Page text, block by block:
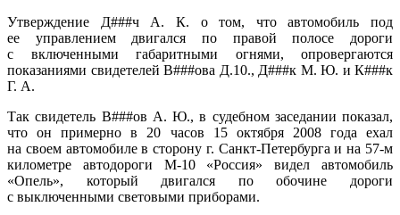
Утверждение Д###ч А. К. о том, что автомобиль под
ее управлением двигался по правой полосе дороги
с включенными габаритными огнями, опровергаются
показаниями свидетелей В###ова Д.10., Д###к М. Ю. и К###к
Г. А.
Так свидетель В###ов А. Ю., в судебном заседании показал,
что он примерно в 20 часов 15 октября 2008 года ехал
на своем автомобиле в сторону г. Санкт-Петербурга и на 57-м
километре автодороги М-10 «Россия» видел автомобиль
«Опель», который двигался по обочине дороги
с выключенными световыми приборами.